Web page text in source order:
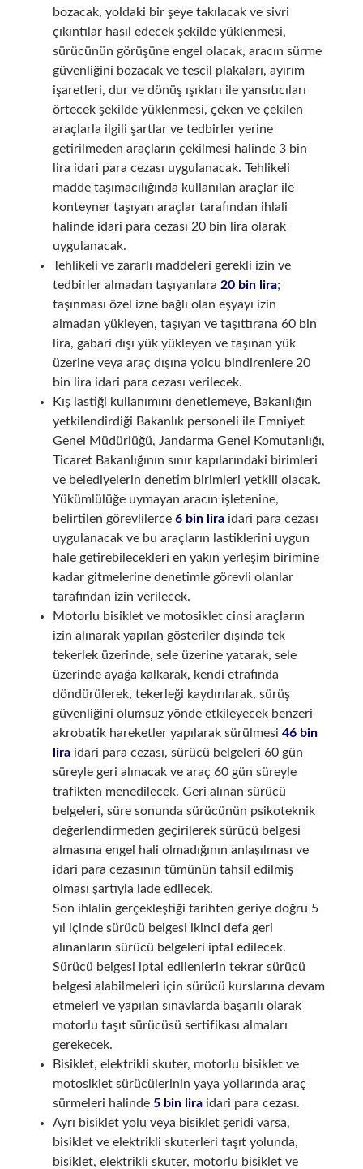
bozacak, yoldaki bir şeye takılacak ve sivri
çıkıntılar hasıl edecek şekilde yüklenmesi,
sürücünün görüşüne engel olacak, aracın sürme
güvenliğini bozacak ve tescil plakaları, ayırım
işaretleri, dur ve dönüş ışıkları ile yansıtıcıları
örtecek şekilde yüklenmesi, çeken ve çekilen
araçlarla ilgili şartlar ve tedbirler yerine
getirilmeden araçların çekilmesi halinde 3 bin
lira idari para cezası uygulanacak. Tehlikeli
madde taşımacılığında kullanılan araçlar ile
konteyner taşıyan araçlar tarafından ihlali
halinde idari para cezası 20 bin lira olarak
uygulanacak.
Tehlikeli ve zararlı maddeleri gerekli izin ve
tedbirler almadan taşıyanlara 20 bin lira;
taşınması özel izne bağlı olan eşyayı izin
almadan yükleyen, taşıyan ve taşıttırana 60 bin
lira, gabari dışı yük yükleyen ve taşınan yük
üzerine veya araç dışına yolcu bindirenlere 20
bin lira idari para cezası verilecek.
Kış lastiği kullanımını denetlemeye, Bakanlığın
yetkilendirdiği Bakanlık personeli ile Emniyet
Genel Müdürlüğü, Jandarma Genel Komutanlığı,
Ticaret Bakanlığının sınır kapılarındaki birimleri
ve belediyelerin denetim birimleri yetkili olacak.
Yükümlülüğe uymayan aracın işletenine,
belirtilen görevlilerce 6 bin liraidari para cezası
uygulanacak ve bu araçların lastiklerini uygun
hale getirebilecekleri en yakın yerleşim birimine
kadar gitmelerine denetimle görevli olanlar
tarafından izin verilecek.
Motorlu bisiklet ve motosiklet cinsi araçların
izin alınarak yapılan gösteriler dışında tek
tekerlek üzerinde, sele üzerine yatarak, sele
üzerinde ayağa kalkarak, kendi etrafında
döndürülerek, tekerleği kaydırılarak, sürüş
güvenliğini olumsuz yönde etkileyecek benzeri
akrobatik hareketler yapılarak sürülmesi 46 bin
liraidari para cezası, sürücü belgeleri 60 gün
süreyle geri alınacak ve araç 60 gün süreyle
trafikten menedilecek. Geri alınan sürücü
belgeleri, süre sonunda sürücünün psikoteknik
değerlendirmeden geçirilerek sürücü belgesi
almasına engel hali olmadığının anlaşılması ve
idari para cezasının tümünün tahsil edilmiş
olması şartıyla iade edilecek.
Son ihlalin gerçekleştiği tarihten geriye doğru 5
yıl içinde sürücü belgesi ikinci defa geri
alınanların sürücü belgeleri iptal edilecek.
Sürücü belgesi iptal edilenlerin tekrar sürücü
belgesi alabilmeleri için sürücü kurslarına devam
etmeleri ve yapılan sınavlarda başarılı olarak
motorlu taşıt sürücüsü sertifikası almaları
gerekecek.
Bisiklet, elektrikli skuter, motorlu bisiklet ve
motosiklet sürücülerinin yaya yollarında araç
sürmeleri halinde 5 bin liraidari para cezası.
Ayrı bisiklet yolu veya bisiklet şeridi varsa,
bisiklet ve elektrikli skuterleri taşıt yolunda,
bisiklet, elektrikli skuter, motorlu bisiklet ve